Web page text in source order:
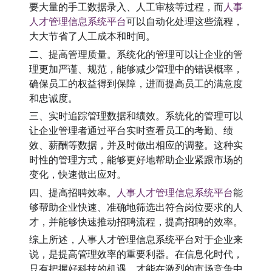
要大量的手工数据录入、人工审核等过程，而人事
人才管理信息系统平台可以自动化处理这些流程，
大大节省了人工成本和时间。
二、提高管理质量。系统化的管理可以让企业的管
理更加严谨、规范，能够减少管理中的错误概率，
确保员工的权益得到保障，进而提高员工的满意度
和忠诚度。
三、实时追踪管理数据和绩效。系统化的管理可以
让企业管理者通过平台实时查看员工的考勤、绩
效、薪酬等数据，并及时做出相应的调整。这种实
时性的管理方式，能够更好地帮助企业紧跟市场的
变化，快速做出应对。
四、提高招聘效率。
人事人才管理信息系统平台能
够帮助企业快速、准确地筛选出符合岗位要求的人
才，并能够快速推动招聘流程，提高招聘的效率。
综上所述，人事人才管理信息系统平台对于企业来
说，是提高管理效率的重要利器。在信息化时代，